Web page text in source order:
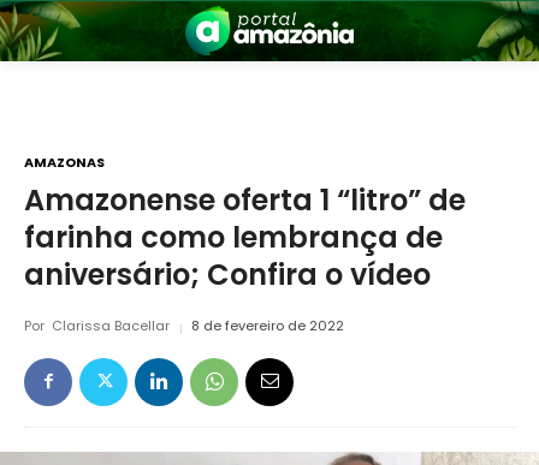
AMAZONAS
Amazonense oferta 1 “litro” de
farinha como lembrança de
aniversário; Confira o vídeo
Por Clarissa Bacellar 8 de fevereiro de 2022